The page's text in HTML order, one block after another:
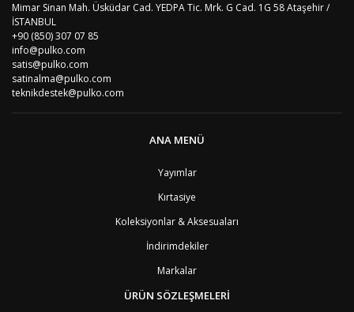
Mimar Sinan Mah. Üsküdar Cad. YEDPA Tic. Mrk. G Cad. 1G 58 Ataşehir /
İSTANBUL
+90 (850) 307 07 85
info@pulko.com
satis@pulko.com
satinalma@pulko.com
teknikdestek@pulko.com
ANA MENÜ
Yayımlar
Kırtasiye
Koleksiyonlar & Aksesuaları
İndirimdekiler
Markalar
ÜRÜN SÖZLEŞMELERİ